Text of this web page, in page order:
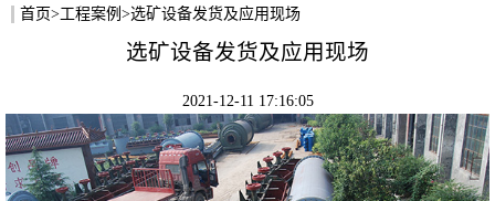
首页>工程案例 >选矿设备发货及应用现场
选矿设备发货及应用现场
2021-12-11 17:16:05